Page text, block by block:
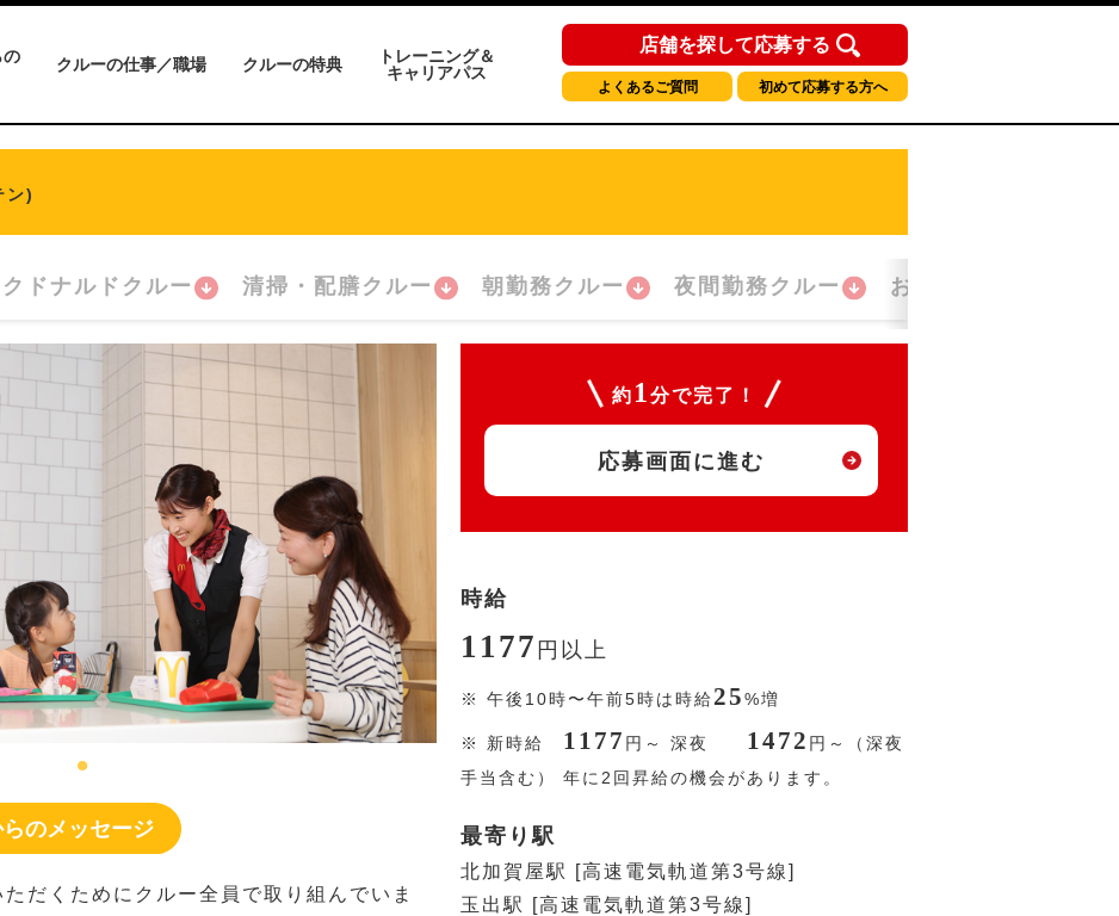
の
クルーの仕事／職場 クルーの特典
トレーニング＆
キャリアパス
店舗を探して応募する
よくあるご質問 初めて応募する方へ
ン)
ドナルドクルー 清掃・配膳クルー 朝勤務クルー 夜間勤務クルー おかえり！クルー
のメッセージ
だくためにクルー全員で取り組んでいま
約 1 分で完了！
応募画面に進む
時給
1177 円 以上
※ 午後10時〜午前5時は時給25%増
※ 新時給 1177 円 ～ 深夜 1472 円 ～（深夜
手当含む） 年に2回昇給の機会があります。
最寄り駅
北加賀屋駅 [高速電気軌道第3号線]
玉出駅 [高速電気軌道第3号線]